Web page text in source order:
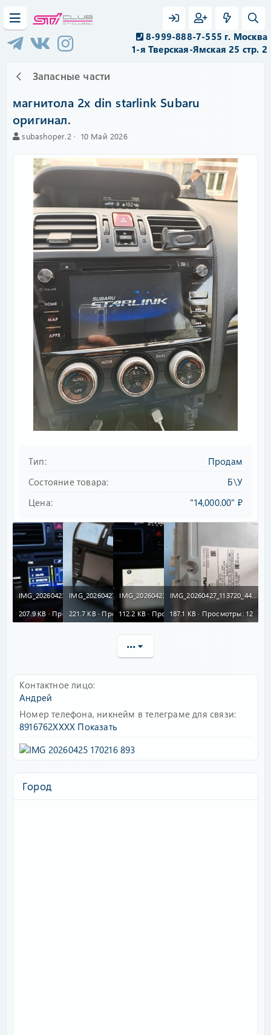
8-999-888-7-555 г. Москва
1-я Тверская-Ямская 25 стр. 2
Запасные части
магнитола 2х din starlink Subaru
оригинал.
А
subashoper.2
C
e
a
n
d
a
t
e
10 Май 2026
Тип
Продам
Состояние товара
Б\У
Цена
"14,000.00" ₽
IMG_20260423_200035_767.jpg
207.9 KB · Просмотры: 12
IMG_20260427_113742_270.jpg
221.7 KB · Просмотры: 18
IMG_20260423_200056_370.jpg
112.2 KB · Просмотры: 10
IMG_20260427_113720_441.jpg
187.1 KB · Просмотры: 12
•••
Контактное лицо
Андрей
Номер телефона, никнейм в телеграме для связи
8916762XXXX Показать
Город